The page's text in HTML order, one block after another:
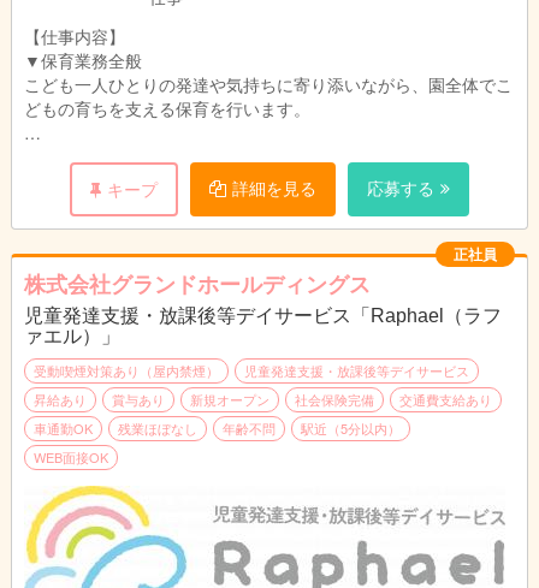
（休憩時間は法定通り）
※土曜出勤は月1～2回程度あり。毎週土曜で平日
定休も可。
【仕事内容】
▼保育業務全般
こども一人ひとりの発達や気持ちに寄り添いながら、園全体でこ
どもの育ちを支える保育を行います。
▼チーム運営・マネジメント
・日々の振り返りを通じた保育の改善
・現場のとりまとめ（主任・副主任業務）
・園全体を見ながらの保育サポート
・（将来的に）施設長代行や園全体のマネジメント（施設長業
務）
※ご経験やご志向に応じて、副主任・主任・施設長補佐など、園
運営を支える役割もお任せしていきます。
※配属先はご希望の勤務時間・働き方を考慮し、徒歩圏内の各園
より決定します。
【必要な経験・求めるスキル】
求める人材
◆大人都合を捨て、こどもの「自由」と「小さな育ち」に本気で
取り組みたい方。
◆役職候補として、自分自身だけでなく「仲間や組織の成長」を
後押しし、共に進める方。
キープ 詳細を見る 応募する
正社員
株式会社グランドホールディングス
児童発達支援・放課後等デイサービス「Raphael（ラフ
ァエル）」
受動喫煙対策あり（屋内禁煙）
児童発達支援・放課後等デイサービス
昇給あり
賞与あり 新規オープン 社会保険完備
交通費支給あり
車通勤OK
残業ほぼなし 年齢不問
駅近（5分以内）
WEB面接OK